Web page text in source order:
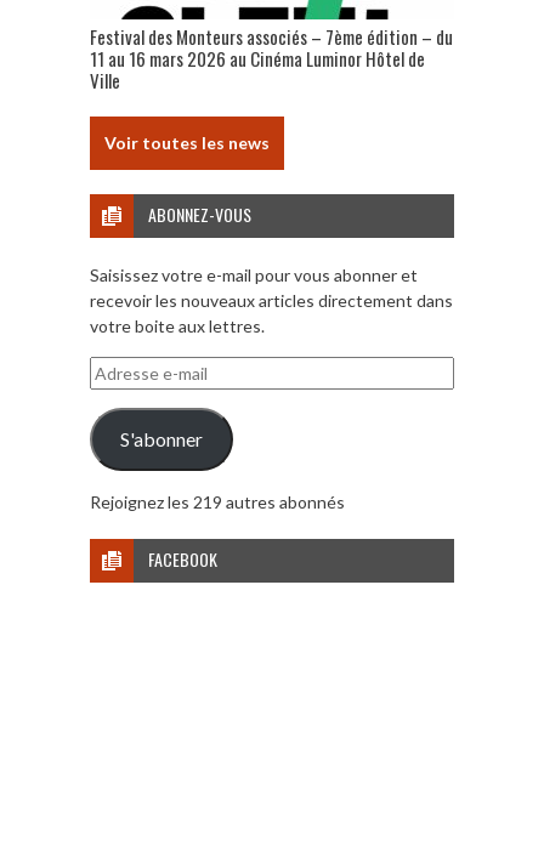
Festival des Monteurs associés – 7ème édition – du
11 au 16 mars 2026 au Cinéma Luminor Hôtel de
Ville
Voir toutes les news
ABONNEZ-VOUS
Saisissez votre e-mail pour vous abonner et
recevoir les nouveaux articles directement dans
votre boite aux lettres.
Adresse
e-
mail
S'abonner
Rejoignez les 219 autres abonnés
FACEBOOK